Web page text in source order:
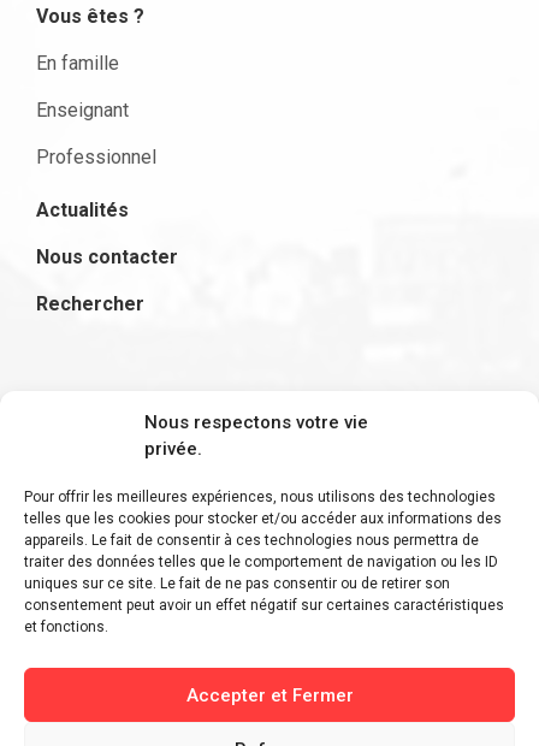
Nous respectons votre vie
privée.
Pour offrir les meilleures expériences, nous utilisons des technologies
telles que les cookies pour stocker et/ou accéder aux informations des
appareils. Le fait de consentir à ces technologies nous permettra de
traiter des données telles que le comportement de navigation ou les ID
uniques sur ce site. Le fait de ne pas consentir ou de retirer son
consentement peut avoir un effet négatif sur certaines caractéristiques
et fonctions.
Accepter et Fermer
Vous êtes ?
En famille
Enseignant
Professionnel
Actualités
Nous contacter
Rechercher
S'inscrire à la newsletter
Restez informé des derniers ajouts et des
dernières actualités !